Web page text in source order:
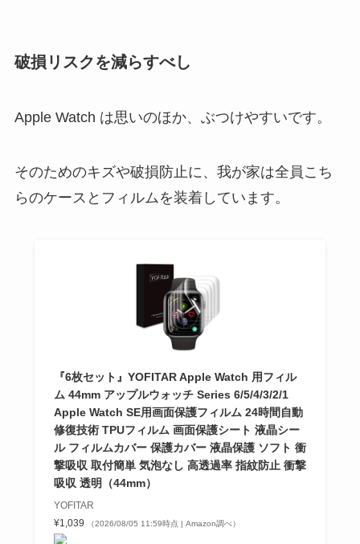
破損リスクを減らすべし
Apple Watch は思いのほか、ぶつけやすいです。
そのためのキズや破損防止に、我が家は全員こち
らのケースとフィルムを装着しています。
『6枚セット』YOFITAR Apple Watch 用フィル
ム 44mm アップルウォッチ Series 6/5/4/3/2/1
Apple Watch SE用画面保護フィルム 24時間自動
修復技術 TPUフィルム 画面保護シート 液晶シー
ル フィルムカバー 保護カバー 液晶保護 ソフト 衝
撃吸収 取付簡単 気泡なし 高透過率 指紋防止 衝撃
吸収 透明（44mm）
YOFITAR
¥1,039
（2026/08/05 11:59時点 | Amazon調べ）